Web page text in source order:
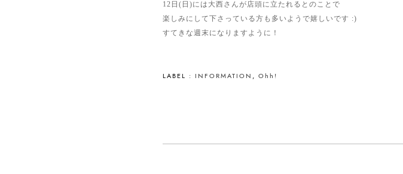
12日(日)には大西さんが店頭に立たれるとのことで
楽しみにして下さっている方も多いようで嬉しいです :)
すてきな週末になりますように！
LABEL : INFORMATION , Ohh!